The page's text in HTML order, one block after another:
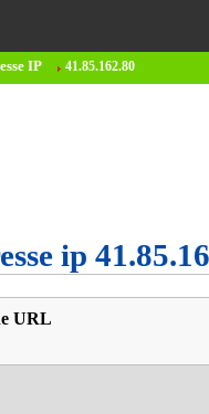
IP 41.85.162.80
ip
URL